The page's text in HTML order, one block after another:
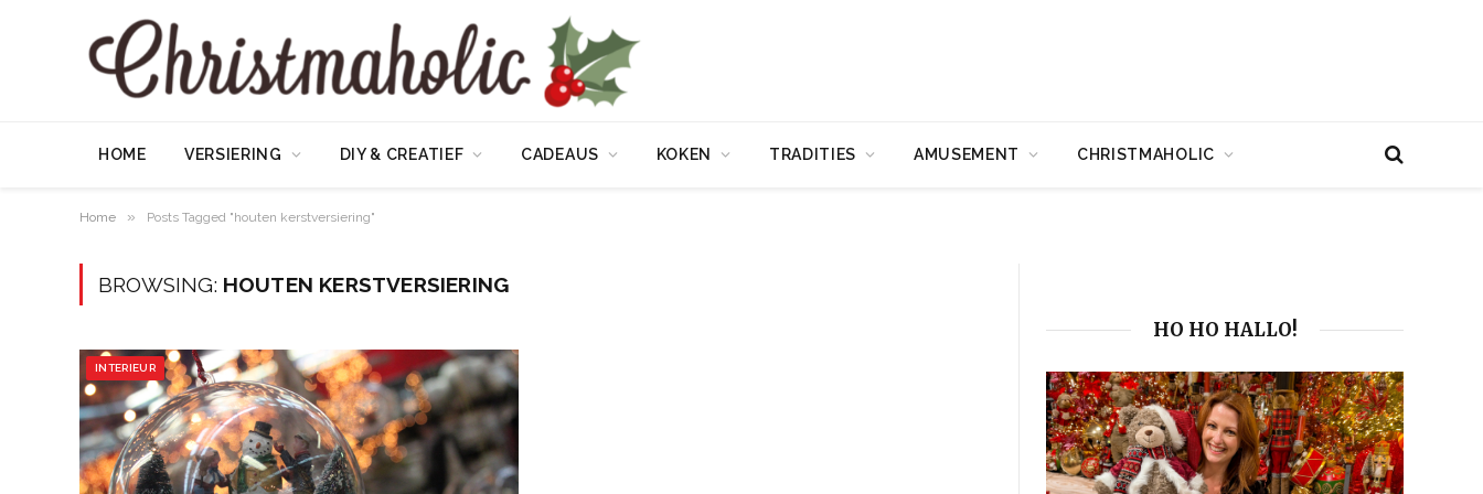
HOME VERSIERING DIY & CREATIEF CADEAUS KOKEN TRADITIES AMUSEMENT CHRISTMAHOLIC
Home » Posts Tagged "houten kerstversiering"
BROWSING: HOUTEN KERSTVERSIERING
INTERIEUR
HO HO HALLO!